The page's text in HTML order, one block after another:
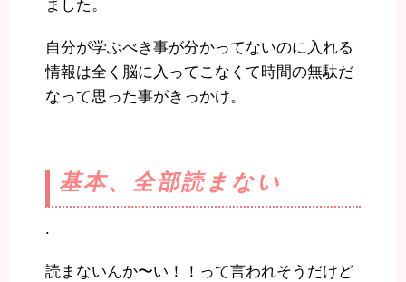
ました。
自分が学ぶべき事が分かってないのに入れる
情報は全く脳に入ってこなくて時間の無駄だ
なって思った事がきっかけ。
基本、全部読まない
.
読まないんか〜い！！って言われそうだけど